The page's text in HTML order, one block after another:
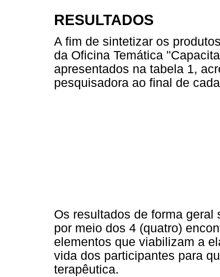
RESULTADOS
A fim de sintetizar os
da Oficina Temática
apresentados na tabela 1,
pesquisadora ao final de
Os resultados de forma
por meio dos 4 (quatro)
elementos que viabilizam a
vida dos participantes para
terapêutica.